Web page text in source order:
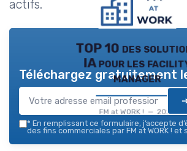
actifs.
TOP 10 des
IA pour les
manager
FM at WORK ! — 2026
Téléchargez gratuitement
* En remplissant ce formulaire, j’accepte
des fins commerciales par FM at WORK !